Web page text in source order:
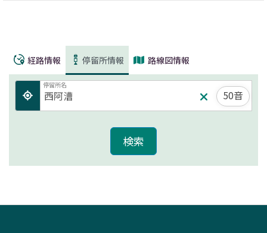
経路情報 停留所情報 路線図情報
停留所名
50音